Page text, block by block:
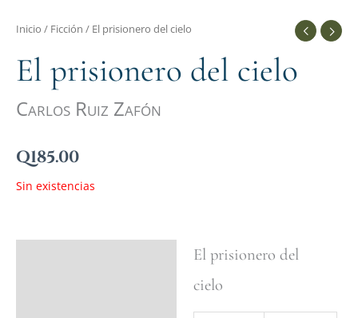
Inicio / Ficción / El prisionero del cielo
El prisionero del cielo
Carlos Ruiz Zafón
Q185.00
Sin existencias
El prisionero del
cielo